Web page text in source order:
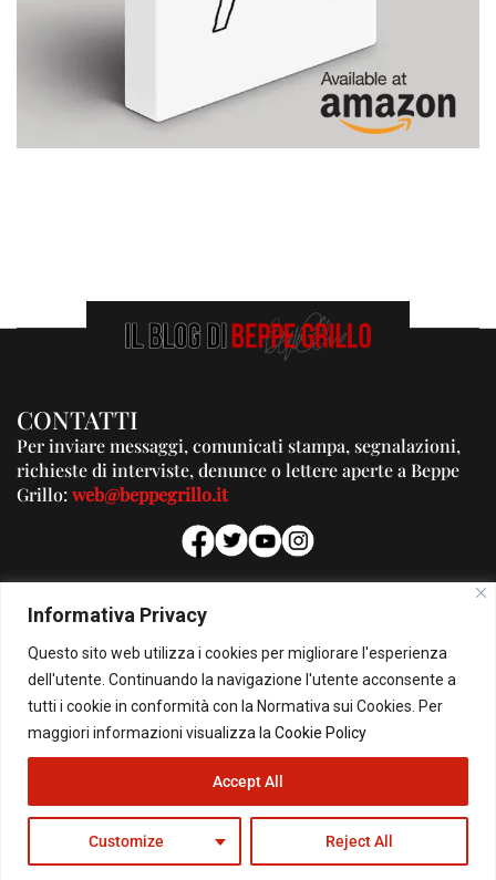
Informativa Privacy
Questo sito web utilizza i cookies per migliorare l'esperienza
dell'utente. Continuando la navigazione l'utente acconsente a
tutti i cookie in conformità con la Normativa sui Cookies. Per
maggiori informazioni visualizza la Cookie Policy
Customize Reject All
Accept All
CONTATTI
Per inviare messaggi, comunicati stampa, segnalazioni,
richieste di interviste, denunce o lettere aperte a Beppe
Grillo:web@beppegrillo.it
PUBBLICITA'
Per la tua pubblicità su questo Blog:
pubblicita@beppegrillo.it
HOMEPAGE COOKIE POLICY PRIVACY POLICY CONTATTI
© Copyright 2026 - Il Blog di Beppe Grillo. All Rights Reserved - Powered by
happygrafic.com